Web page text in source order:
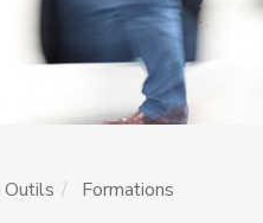
Outils Formations